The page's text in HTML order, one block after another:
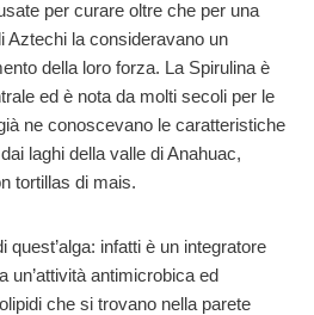
per curare oltre che per una
Aztechi la consideravano un
della loro forza. La Spirulina è
ed è nota da molti secoli per le
ne conoscevano le caratteristiche
laghi della valle di Anahuac,
tortillas di mais.
infatti è un integratore
un’attività antimicrobica ed
che si trovano nella parete